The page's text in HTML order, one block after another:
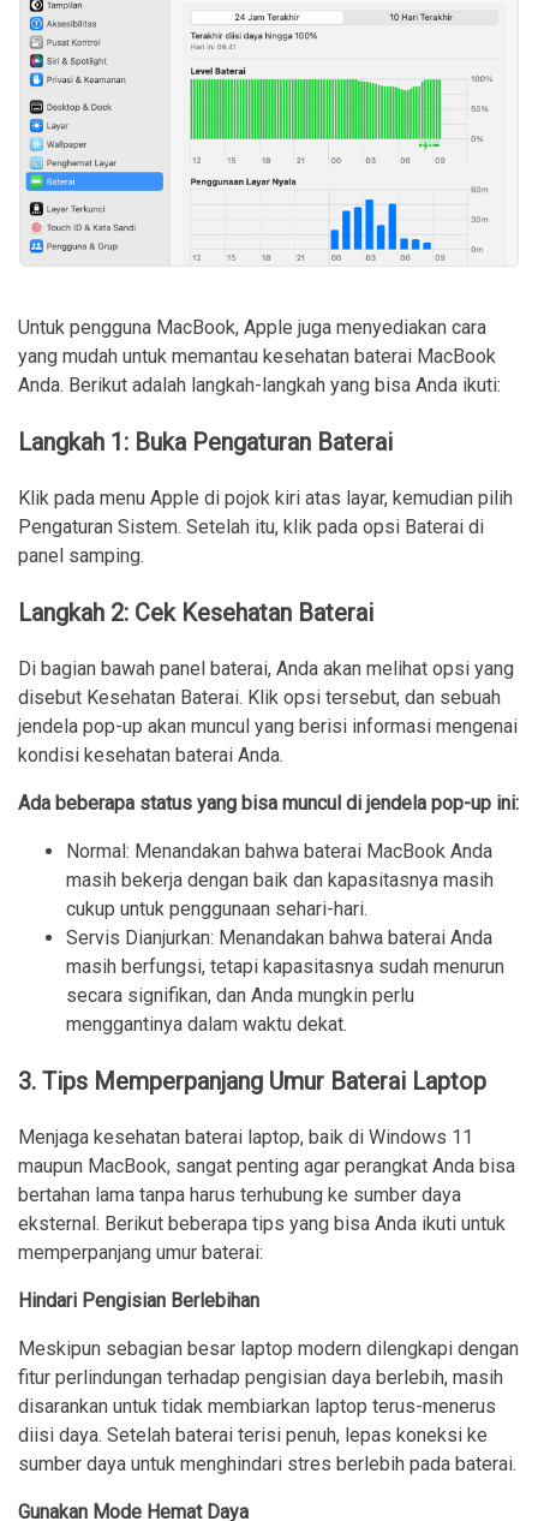
Untuk pengguna MacBook, Apple juga menyediakan cara
yang mudah untuk memantau kesehatan baterai MacBook
Anda. Berikut adalah langkah-langkah yang bisa Anda ikuti:
Langkah 1: Buka Pengaturan Baterai
Klik pada menu Apple di pojok kiri atas layar, kemudian pilih
Pengaturan Sistem. Setelah itu, klik pada opsi Baterai di
panel samping.
Langkah 2: Cek Kesehatan Baterai
Di bagian bawah panel baterai, Anda akan melihat opsi yang
disebut Kesehatan Baterai. Klik opsi tersebut, dan sebuah
jendela pop-up akan muncul yang berisi informasi mengenai
kondisi kesehatan baterai Anda.
Ada beberapa status yang bisa muncul di jendela pop-up ini:
Normal: Menandakan bahwa baterai MacBook Anda
masih bekerja dengan baik dan kapasitasnya masih
cukup untuk penggunaan sehari-hari.
Servis Dianjurkan: Menandakan bahwa baterai Anda
masih berfungsi, tetapi kapasitasnya sudah menurun
secara signifikan, dan Anda mungkin perlu
menggantinya dalam waktu dekat.
3. Tips Memperpanjang Umur Baterai Laptop
Menjaga kesehatan baterai laptop, baik di Windows 11
maupun MacBook, sangat penting agar perangkat Anda bisa
bertahan lama tanpa harus terhubung ke sumber daya
eksternal. Berikut beberapa tips yang bisa Anda ikuti untuk
memperpanjang umur baterai:
Hindari Pengisian Berlebihan
Meskipun sebagian besar laptop modern dilengkapi dengan
fitur perlindungan terhadap pengisian daya berlebih, masih
disarankan untuk tidak membiarkan laptop terus-menerus
diisi daya. Setelah baterai terisi penuh, lepas koneksi ke
sumber daya untuk menghindari stres berlebih pada baterai.
Gunakan Mode Hemat Daya